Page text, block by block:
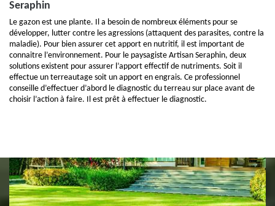
Seraphin
Le gazon est une plante. Il a besoin de nombreux éléments pour se
développer, lutter contre les agressions (attaquent des parasites, contre la
maladie). Pour bien assurer cet apport en nutritif, il est important de
connaitre l’environnement. Pour le paysagiste Artisan Seraphin, deux
solutions existent pour assurer l’apport effectif de nutriments. Soit il
effectue un terreautage soit un apport en engrais. Ce professionnel
conseille d’effectuer d’abord le diagnostic du terreau sur place avant de
choisir l’action à faire. Il est prêt à effectuer le diagnostic.